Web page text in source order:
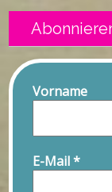
Vorname
E-Mail*